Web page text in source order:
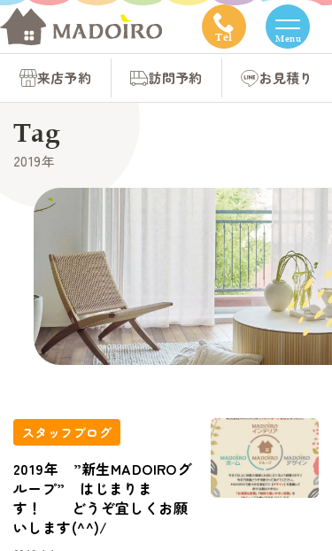
コ
ン
ツ
ス
Tel Menu
来店予約 訪問予約 お見積り
Tag
2019年
スタッフブログ
2019年 ”新生MADOIROグ
ループ” はじまりま
す！ どうぞ宜しくお願
いします(^^)/